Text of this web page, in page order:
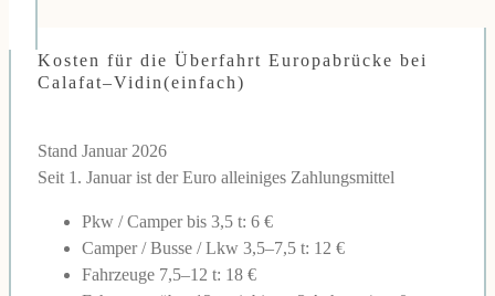
Kosten für die Überfahrt Europabrücke bei
Calafat–Vidin(einfach)
Stand Januar 2026
Seit 1. Januar ist der Euro alleiniges Zahlungsmittel
Pkw / Camper bis 3,5 t: 6 €
Camper / Busse / Lkw 3,5–7,5 t: 12 €
Fahrzeuge 7,5–12 t: 18 €